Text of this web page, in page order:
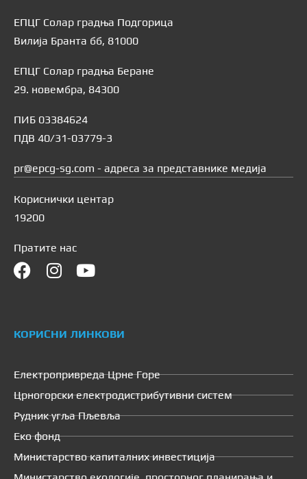
ЕПЦГ Солар градња Подгорица
Вилија Бранта бб, 81000
ЕПЦГ Солар градња Беране
29. новембра, 84300
ПИБ 03384624
ПДВ 40/31-03779-3
pr@epcg-sg.com - адреса за представнике медија
Кориснички центар
19200
Пратите нас
КОРИСНИ ЛИНКОВИ
Електропривреда Црне Горе
Црногорски електродистрибутивни систем
Рудник угља Пљевља
Еко фонд
Министарство капиталних инвестиција